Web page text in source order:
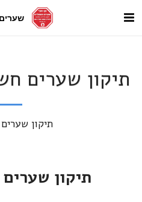
תיקון שערים
תיקון
תיקון